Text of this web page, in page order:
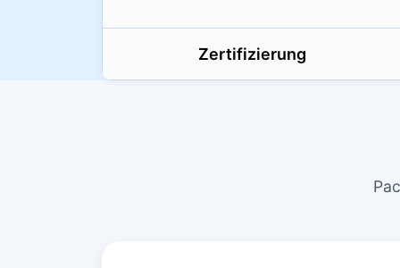
Zertifizierung